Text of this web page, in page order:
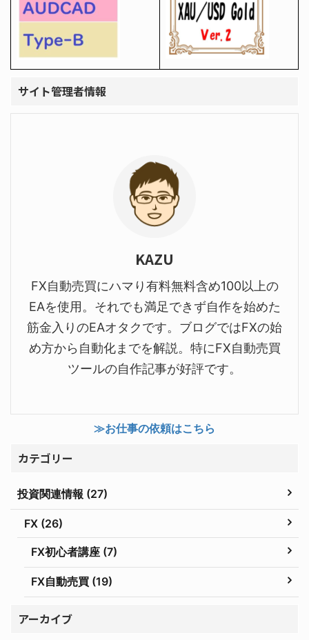
サイト管理者情報
KAZU
FX自動売買にハマり有料無料含め100以上の
EAを使用。それでも満足できず自作を始めた
筋金入りのEAオタクです。ブログではFXの始
め方から自動化までを解説。特にFX自動売買
ツールの自作記事が好評です。
≫お仕事の依頼はこちら
カテゴリー
投資関連情報 (27)
FX (26)
FX初心者講座 (7)
FX自動売買 (19)
アーカイブ